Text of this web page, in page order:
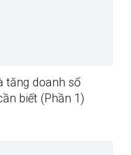
tăng doanh số
biết (Phần 1)